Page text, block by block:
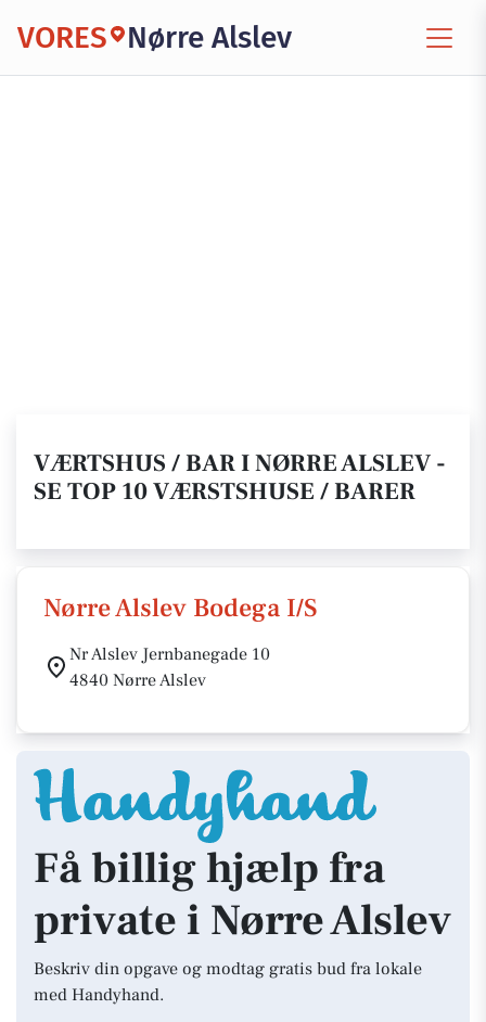
VORES Nørre Alslev
VÆRTSHUS / BAR I NØRRE ALSLEV -
SE TOP 10 VÆRSTSHUSE / BARER
Nørre Alslev Bodega I/S
Nr Alslev Jernbanegade 10
4840 Nørre Alslev
Få billig hjælp fra
private i Nørre Alslev
Beskriv din opgave og modtag gratis bud fra lokale
med Handyhand.